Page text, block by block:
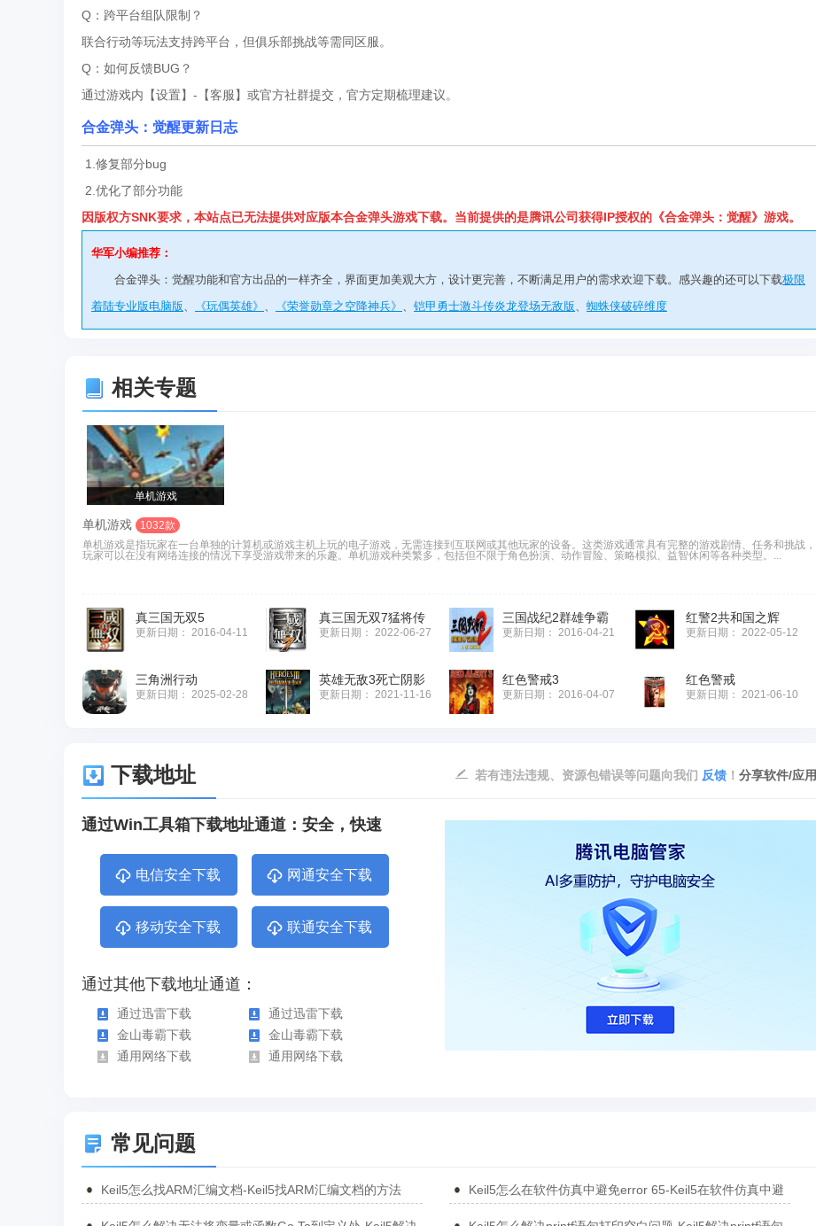
Q：跨平台组队限制？
联合行动等玩法支持跨平台，但俱乐部挑战等需同区服。
Q：如何反馈BUG？
通过游戏内【设置】-【客服】或官方社群提交，官方定期梳理建议。
合金弹头：觉醒更新日志
1.修复部分bug
2.优化了部分功能
因版权方SNK要求，本站点已无法提供对应版本合金弹头游戏下载。当前提供的是腾讯公司获得IP授权的《合金弹头：觉醒》游戏。
华军小编推荐：
合金弹头：觉醒功能和官方出品的一样齐全，界面更加美观大方，设计更完善，不断满足用户的需求欢迎下载。感兴趣的还可以下载极限
着陆专业版电脑版、 《玩偶英雄》 、 《荣誉勋章之空降神兵》 、 铠甲勇士激斗传炎龙登场无敌版、 蜘蛛侠破碎维度
相关专题
单机游戏
单机游戏
1032款
单机游戏是指玩家在一台单独的计算机或游戏主机上玩的电子游戏，无需连接到互联网或其他玩家的设备。这类游戏通常具有完整的游戏剧情、任务和挑战，
玩家可以在没有网络连接的情况下享受游戏带来的乐趣。单机游戏种类繁多，包括但不限于角色扮演、动作冒险、策略模拟、益智休闲等各种类型。...
真三国无双5
更新日期： 2016-04-11
真三国无双7猛将传
更新日期： 2022-06-27
三国战纪2群雄争霸
更新日期： 2016-04-21
红警2共和国之辉
更新日期： 2022-05-12
三角洲行动
更新日期： 2025-02-28
英雄无敌3死亡阴影
更新日期： 2021-11-16
红色警戒3
更新日期： 2016-04-07
红色警戒
更新日期： 2021-06-10
下载地址 分享软件/应用
若有违法违规、资源包错误等问题向我们 反馈 ！
通过Win工具箱下载地址通道：安全，快速
电信安全下载 网通安全下载
移动安全下载 联通安全下载
通过其他下载地址通道：
通过迅雷下载
通过迅雷下载
金山毒霸下载
金山毒霸下载
通用网络下载
通用网络下载
常见问题
Keil5怎么找ARM汇编文档-Keil5找ARM汇编文档的方法
Keil5怎么在软件仿真中避免error 65-Keil5在软件仿真中避